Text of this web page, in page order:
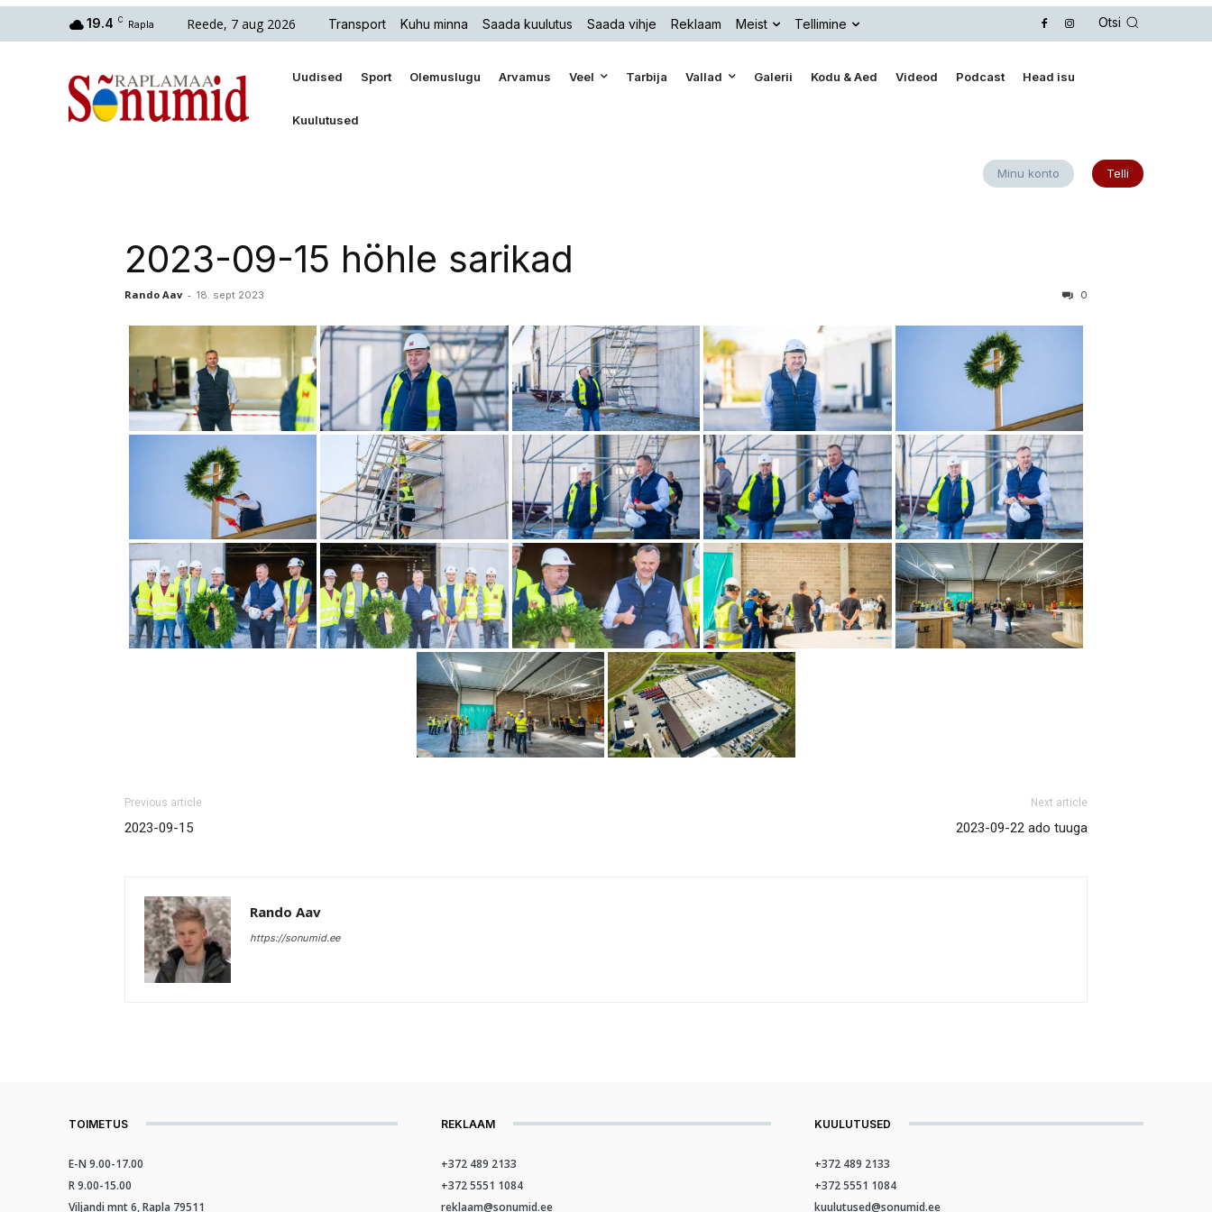
19.4 C Rapla Reede, 7 aug 2026 Transport Kuhu minna Saada kuulutus Saada vihje Reklaam Meist Tellimine Otsi
Uudised Sport Olemuslugu Arvamus Veel Tarbija Vallad Galerii Kodu & Aed Videod Podcast Head isu
Kuulutused
Minu konto Telli
2023-09-15 höhle sarikad
Rando Aav - 18. sept 2023 0
Previous article
2023-09-15
Next article
2023-09-22 ado tuuga
Rando Aav
https://sonumid.ee
TOIMETUS
E-N 9.00-17.00
R 9.00-15.00
Viljandi mnt 6, Rapla 79511
REKLAAM
+372 489 2133
+372 5551 1084
reklaam@sonumid.ee
KUULUTUSED
+372 489 2133
+372 5551 1084
kuulutused@sonumid.ee